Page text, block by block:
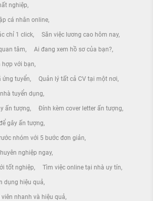
nghiệp
cá nhân online
chỉ 1 click Săn việc lương cao hôm nay
tâm Ai đang xem hồ sơ của bạn?
hợp với bạn
ứng tuyển Quản lý tất cả CV tại một nơi
tuyển dụng
ấn tượng Đính kèm cover letter ấn tượng
gây ấn tượng
nhóm với 5 bước đơn giản
nghiệp ngay
tốt nghiệp Tìm việc online tại nhà uy tín
dụng hiệu quả
nhanh và hiệu quả